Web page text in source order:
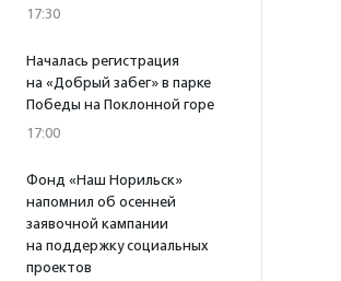
17:30
Началась регистрация
на «Добрый забег» в парке
Победы на Поклонной горе
17:00
Фонд «Наш Норильск»
напомнил об осенней
заявочной кампании
на поддержку социальных
проектов